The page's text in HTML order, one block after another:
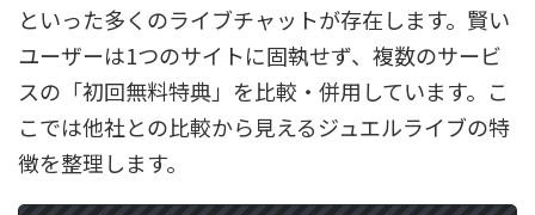
といった多くのライブチャットが存在します。賢い
ユーザーは1つのサイトに固執せず、複数のサービ
スの「初回無料特典」を比較・併用しています。こ
こでは他社との比較から見えるジュエルライブの特
徴を整理します。